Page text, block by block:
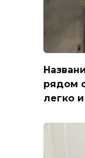
рядом
легко